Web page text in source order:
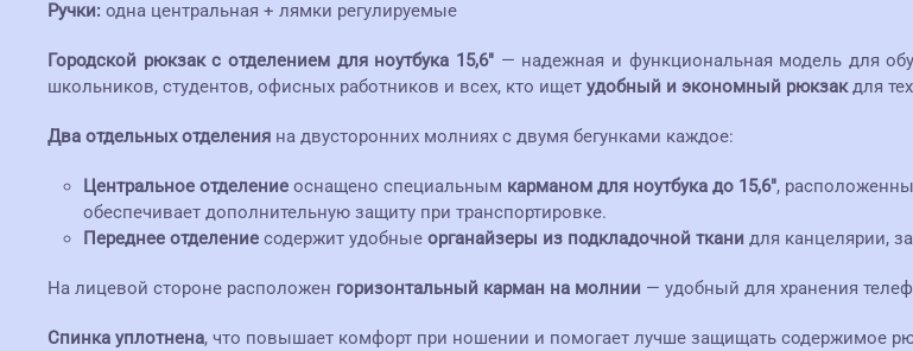
Ручки: одна центральная + лямки регулируемые
Городской рюкзак с отделением для ноутбука 15,6"— надежная и функциональная модель для
школьников, студентов, офисных работников и всех, кто ищет удобный и экономный рюкзакдля
Два отдельных отделения на двусторонних молниях с двумя бегунками каждое:
Центральное отделение оснащено специальным карманом для ноутбука до 15,6",
обеспечивает дополнительную защиту при транспортировке.
Переднее отделение содержит удобные органайзеры из подкладочной ткани для канцелярии,
На лицевой стороне расположен горизонтальный карман на молнии — удобный для хранения
Спинка уплотнена, что повышает комфорт при ношении и помогает лучше защищать содержимое